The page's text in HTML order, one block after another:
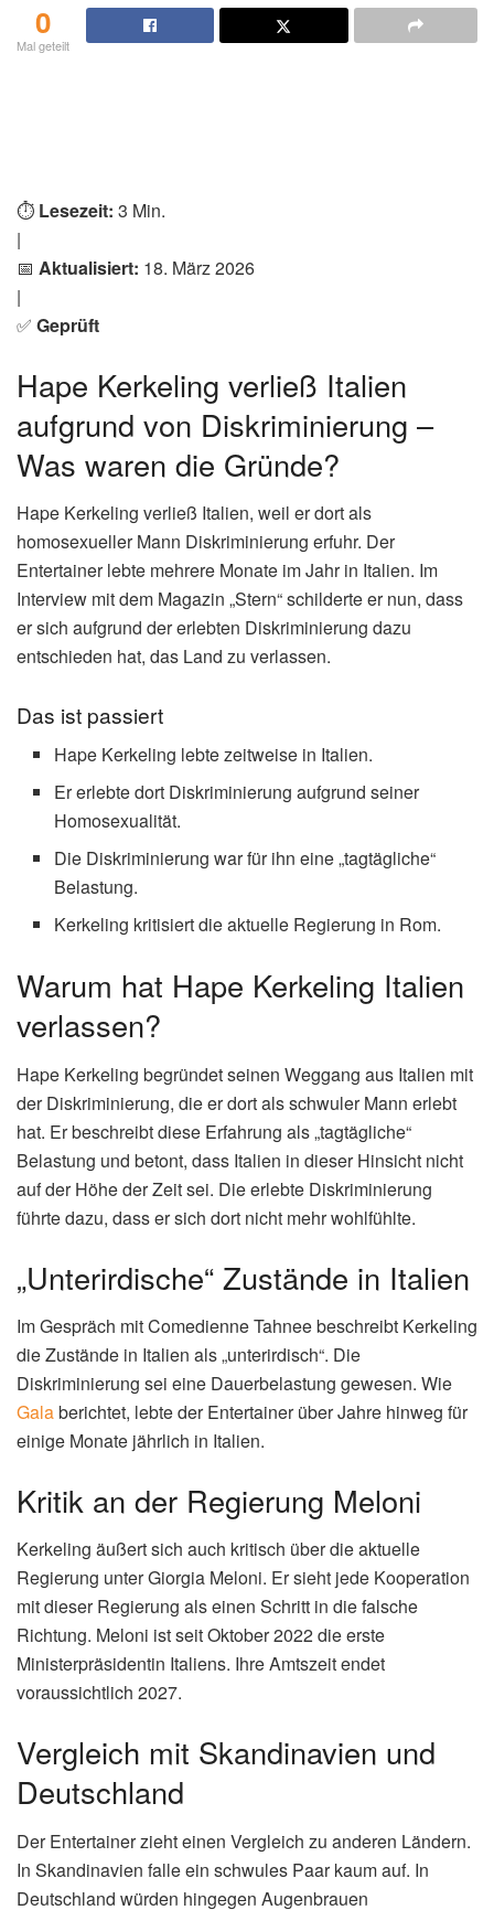
0
Mal geteilt
⏱️ Lesezeit: 3 Min.
|
📅 Aktualisiert: 18. März 2026
|
✅ Geprüft
Hape Kerkeling verließ Italien
aufgrund von Diskriminierung –
Was waren die Gründe?
Hape Kerkeling verließ Italien, weil er dort als
homosexueller Mann Diskriminierung erfuhr. Der
Entertainer lebte mehrere Monate im Jahr in Italien. Im
Interview mit dem Magazin „Stern“ schilderte er nun, dass
er sich aufgrund der erlebten Diskriminierung dazu
entschieden hat, das Land zu verlassen.
Das ist passiert
Hape Kerkeling lebte zeitweise in Italien.
Er erlebte dort Diskriminierung aufgrund seiner
Homosexualität.
Die Diskriminierung war für ihn eine „tagtägliche“
Belastung.
Kerkeling kritisiert die aktuelle Regierung in Rom.
Warum hat Hape Kerkeling Italien
verlassen?
Hape Kerkeling begründet seinen Weggang aus Italien mit
der Diskriminierung, die er dort als schwuler Mann erlebt
hat. Er beschreibt diese Erfahrung als „tagtägliche“
Belastung und betont, dass Italien in dieser Hinsicht nicht
auf der Höhe der Zeit sei. Die erlebte Diskriminierung
führte dazu, dass er sich dort nicht mehr wohlfühlte.
„Unterirdische“ Zustände in Italien
Im Gespräch mit Comedienne Tahnee beschreibt Kerkeling
die Zustände in Italien als „unterirdisch“. Die
Diskriminierung sei eine Dauerbelastung gewesen. Wie
Galaberichtet, lebte der Entertainer über Jahre hinweg für
einige Monate jährlich in Italien.
Kritik an der Regierung Meloni
Kerkeling äußert sich auch kritisch über die aktuelle
Regierung unter Giorgia Meloni. Er sieht jede Kooperation
mit dieser Regierung als einen Schritt in die falsche
Richtung. Meloni ist seit Oktober 2022 die erste
Ministerpräsidentin Italiens. Ihre Amtszeit endet
voraussichtlich 2027.
Vergleich mit Skandinavien und
Deutschland
Der Entertainer zieht einen Vergleich zu anderen Ländern.
In Skandinavien falle ein schwules Paar kaum auf. In
Deutschland würden hingegen Augenbrauen